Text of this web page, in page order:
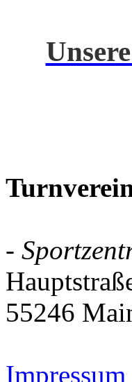
-
55246
Impressum